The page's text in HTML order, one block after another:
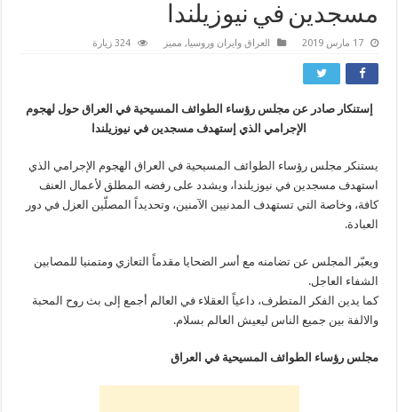
مسجدين في نيوزيلندا
17 مارس 2019 العراق وايران وروسيا, مميز 324 زيارة
إستنكار صادر عن مجلس رؤساء الطوائف المسيحية في العراق حول لهجوم
الإجرامي الذي إستهدف مسجدين في نيوزيلندا
يستنكر مجلس رؤساء الطوائف المسيحية في العراق الهجوم الإجرامي الذي
استهدف مسجدين في نيوزيلندا، ويشدد على رفضه المطلق لأعمال العنف
كافة، وخاصة التي تستهدف المدنيين الآمنين، وتحديداً المصلّين العزل في دور
العبادة.
ويعبّر المجلس عن تضامنه مع أسر الضحايا مقدماً التعازي ومتمنيا للمصابين
الشفاء العاجل.
كما يدين الفكر المتطرف، داعياً العقلاء في العالم أجمع إلى بث روح المحبة
والالفة بين جميع الناس ليعيش العالم بسلام.
مجلس رؤساء الطوائف المسيحية في العراق